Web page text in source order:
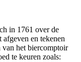
in 1761 over de
en tekenen
het biercomptoir
te keuren zoals: